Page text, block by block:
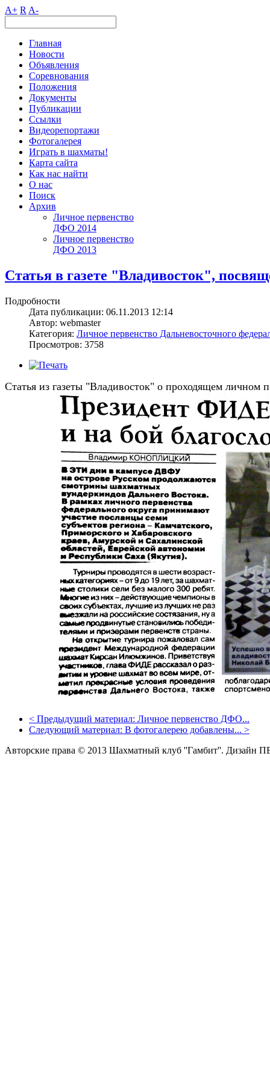
A+ R A-
Главная
Новости
Объявления
Соревнования
Положения
Документы
Публикации
Ссылки
Видеорепортажи
Фотогалерея
Играть в шахматы!
Карта сайта
Как нас найти
О нас
Поиск
Архив
Личное первенство
ДФО 2014
Личное первенство
ДФО 2013
Статья в газете "Владивосток",
Подробности
Дата публикации: 06.11.2013 12:14
Автор: webmaster
Категория: Личное первенство Дальневосточного
Просмотров: 3758
Статья из газеты "Владивосток" о проходящем
< Предыдущий материал: Личное первенство ДФО...
Следующий материал: В фотогалерею добавлены... >
Авторские права © 2013 Шахматный клуб ''Гамбит''. Дизайн